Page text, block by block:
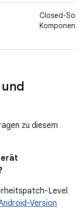
Closed-
Komponente
zu diesem
Level
Version